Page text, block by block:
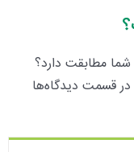
شما مطابقت دارد؟
قسمت دیدگاه‌ها